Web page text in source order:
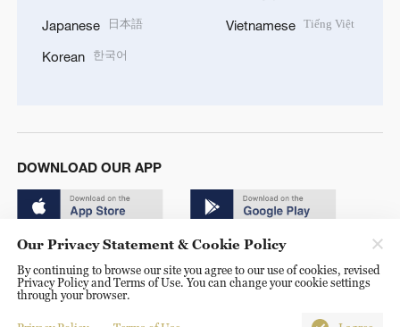
Japanese 日本語
Korean 한국어
Vietnamese Tiếng Việt
DOWNLOAD OUR APP
© China Radio International.CRI. All Rights Reserved. 16A
Shijingshan Road, Beijing, China. 100040
Our Privacy Statement & Cookie Policy
By continuing to browse our site you agree to our use of cookies, revised
Privacy Policy and Terms of Use. You can change your cookie settings
through your browser.